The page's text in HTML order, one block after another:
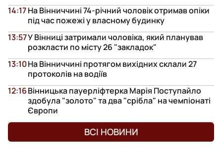
На Вінниччині 74-річний чоловік отримав опіки
під час пожежі у власному будинку
14:17
У Вінниці затримали чоловіка, який планував
розкласти по місту 26 "закладок"
13:57
На Вінниччині протягом вихідних склали 27
протоколів на водіїв
13:10
Вінницька пауерліфтерка Марія Поступайло
здобула "золото" та два "срібла" на чемпіонаті
Європи
12:16
ВСІ НОВИНИ